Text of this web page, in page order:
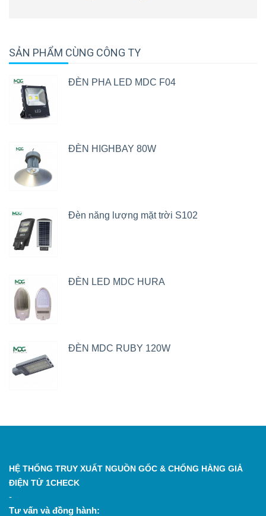
SẢN PHẨM CÙNG CÔNG TY
ĐÈN PHA LED MDC F04
ĐÈN HIGHBAY 80W
Đèn năng lượng mặt trời S102
ĐÈN LED MDC HURA
ĐÈN MDC RUBY 120W
HỆ THỐNG TRUY XUẤT NGUỒN GỐC & CHỐNG HÀNG GIẢ
ĐIỆN TỬ 1CHECK
-
Tư vấn và đồng hành: